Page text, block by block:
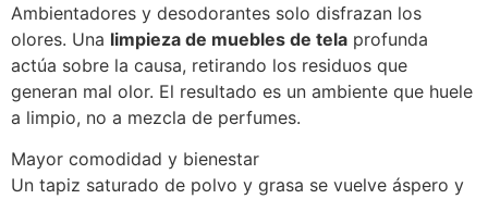
Ambientadores y desodorantes solo disfrazan los
olores. Una limpieza de muebles de tela profunda
actúa sobre la causa, retirando los residuos que
generan mal olor. El resultado es un ambiente que huele
a limpio, no a mezcla de perfumes.
Mayor comodidad y bienestar
Un tapiz saturado de polvo y grasa se vuelve áspero y